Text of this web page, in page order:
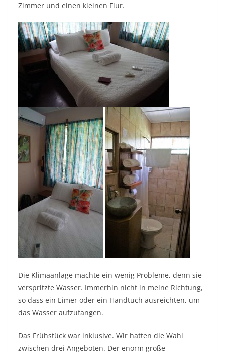
Zimmer und einen kleinen Flur.
Die Klimaanlage machte ein wenig Probleme, denn sie
verspritzte Wasser. Immerhin nicht in meine Richtung,
so dass ein Eimer oder ein Handtuch ausreichten, um
das Wasser aufzufangen.
Das Frühstück war inklusive. Wir hatten die Wahl
zwischen drei Angeboten. Der enorm große